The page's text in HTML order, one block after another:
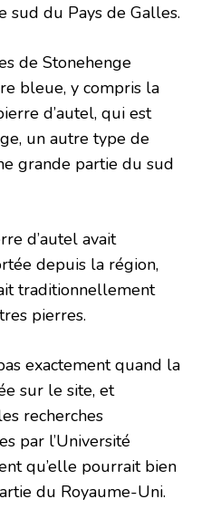
sud du Pays de Galles.
de Stonehenge
bleue, y compris la
d’autel, qui est
un autre type de
grande partie du sud
d’autel avait
depuis la région,
traditionnellement
pierres.
exactement quand la
sur le site, et
recherches
par l’Université
qu’elle pourrait bien
du Royaume-Uni.